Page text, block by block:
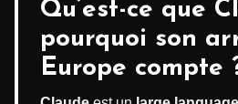
Qu’est-ce que
pourquoi son
Europe compte